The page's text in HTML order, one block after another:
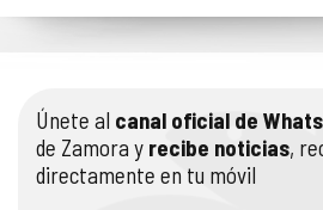
Únete al canal oficial de
de Zamora y recibe noticias,
directamente en tu móvil